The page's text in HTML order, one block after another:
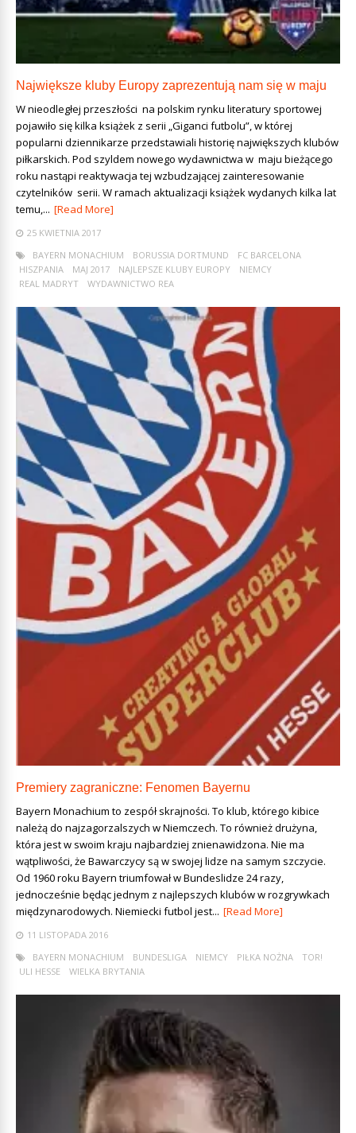
Największe kluby Europy zaprezentują nam się w maju
W nieodległej przeszłości na polskim rynku literatury sportowej
pojawiło się kilka książek z serii „Giganci futbolu”, w której
popularni dziennikarze przedstawiali historię największych klubów
piłkarskich. Pod szyldem nowego wydawnictwa w maju bieżącego
roku nastąpi reaktywacja tej wzbudzającej zainteresowanie
czytelników serii. W ramach aktualizacji książek wydanych kilka lat
temu,... [Read More]
25 KWIETNIA 2017
BAYERN MONACHIUM
BORUSSIA DORTMUND
FC BARCELONA
HISZPANIA
MAJ 2017 NAJLEPSZE KLUBY EUROPY
NIEMCY
REAL MADRYT
WYDAWNICTWO REA
Premiery zagraniczne: Fenomen Bayernu
Bayern Monachium to zespół skrajności. To klub, którego kibice
należą do najzagorzalszych w Niemczech. To również drużyna,
która jest w swoim kraju najbardziej znienawidzona. Nie ma
wątpliwości, że Bawarczycy są w swojej lidze na samym szczycie.
Od 1960 roku Bayern triumfował w Bundeslidze 24 razy,
jednocześnie będąc jednym z najlepszych klubów w rozgrywkach
międzynarodowych. Niemiecki futbol jest... [Read More]
11 LISTOPADA 2016
BAYERN MONACHIUM
BUNDESLIGA NIEMCY PIŁKA NOŻNA
TOR!
ULI HESSE
WIELKA BRYTANIA